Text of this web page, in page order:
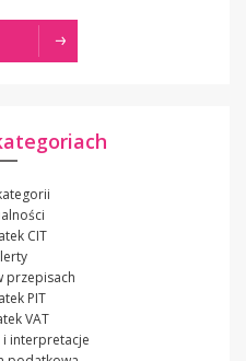
CIT
przepisach
PIT
VAT
i interpretacje